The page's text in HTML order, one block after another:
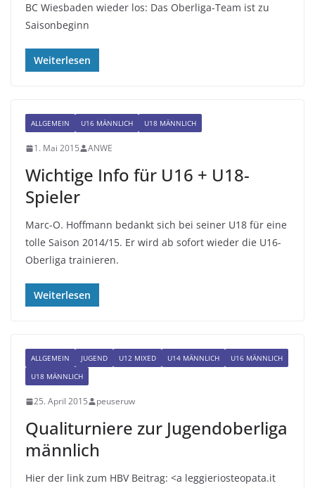
BC Wiesbaden wieder los: Das Oberliga-Team ist zu
Saisonbeginn
Weiterlesen
ALLGEMEIN U16 MÄNNLICH U18 MÄNNLICH
1. Mai 2015 ANWE
Wichtige Info für U16 + U18-
Spieler
Marc-O. Hoffmann bedankt sich bei seiner U18 für eine
tolle Saison 2014/15. Er wird ab sofort wieder die U16-
Oberliga trainieren.
Weiterlesen
ALLGEMEIN JUGEND U12 MIXED U14 MÄNNLICH
U16 MÄNNLICH
U18 MÄNNLICH
25. April 2015 peuseruw
Qualiturniere zur Jugendoberliga
männlich
Hier der link zum HBV Beitrag: <a leggieriosteopata.it